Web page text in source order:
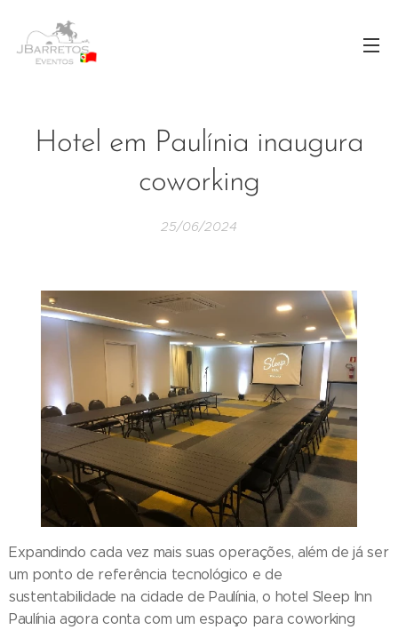
Hotel em Paulínia inaugura
coworking
25/06/2024
Expandindo cada vez mais suas operações, além de já ser
um ponto de referência tecnológico e de
sustentabilidade na cidade de Paulínia, o hotel Sleep Inn
Paulínia agora conta com um espaço para coworking